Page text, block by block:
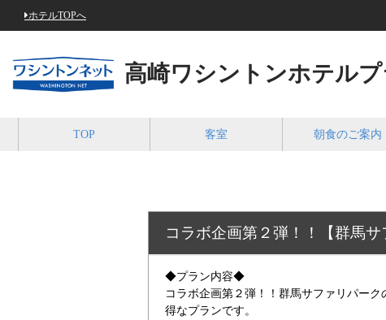
ホテルTOPへ
高崎ワシントンホテル
TOP 客室 朝食のご案内
コラボ企画第２弾！！【群馬
◆プラン内容◆
コラボ企画第２弾！！群馬サファリパー
得なプランです。